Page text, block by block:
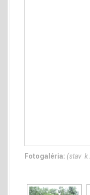
Fotogaléria: (stav k